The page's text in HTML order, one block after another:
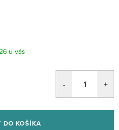
DO KOŠÍKA